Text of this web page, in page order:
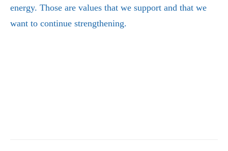
energy. Those are values that we support and that we
want to continue strengthening.